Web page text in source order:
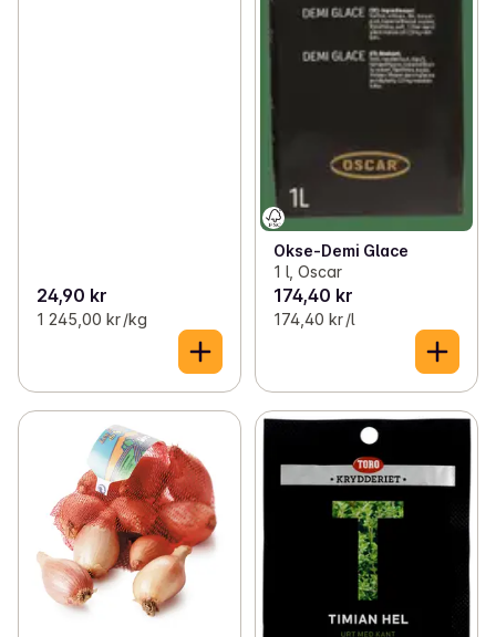
24,90 kr
1 245,00 kr /kg
Okse-Demi Glace
1 l, Oscar
174,40 kr
174,40 kr /l